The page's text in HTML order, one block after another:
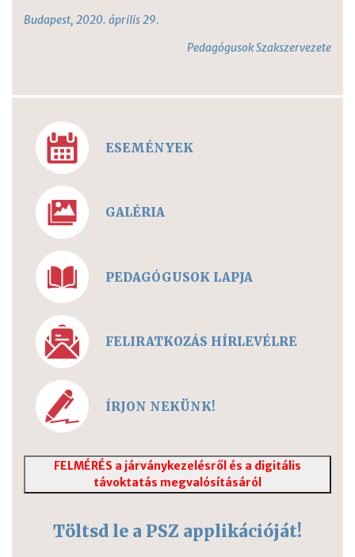
Budapest, 2020. április 29.
Pedagógusok Szakszervezete
ESEMÉNYEK
GALÉRIA
PEDAGÓGUSOK LAPJA
FELIRATKOZÁS HÍRLEVÉLRE
ÍRJON NEKÜNK!
FELMÉRÉS a járványkezelésről és a digitális
távoktatás megvalósításáról
Töltsd le a PSZ applikációját!